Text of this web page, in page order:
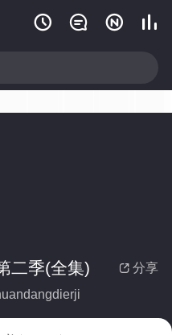
   
 分享
二季(全集)